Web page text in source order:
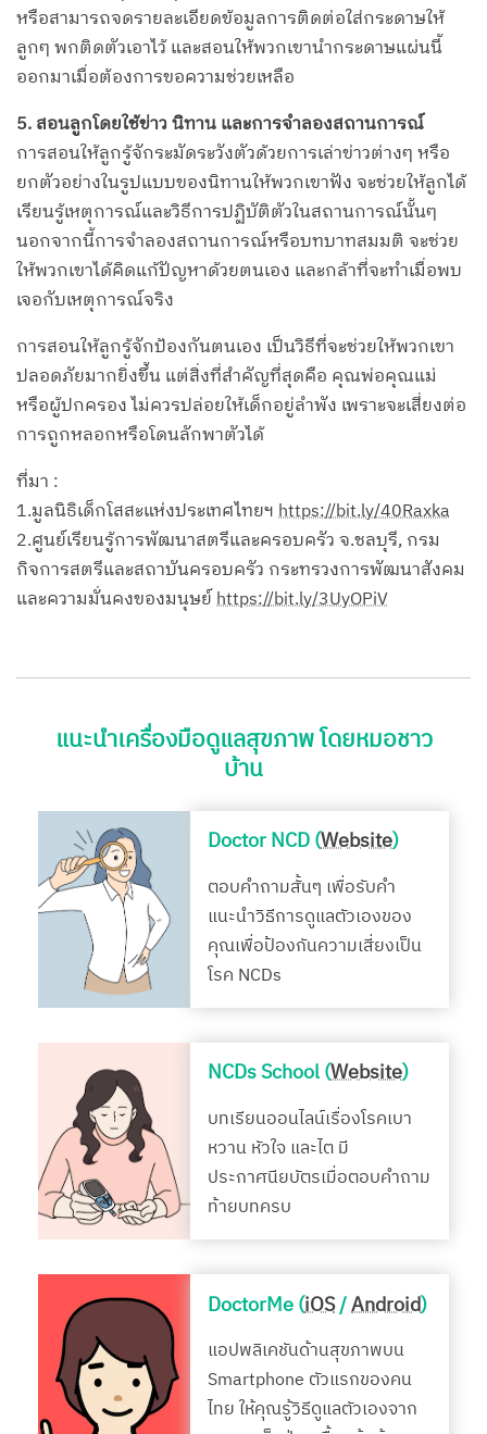
หรือสามารถจดรายละเอียดข้อมูลการติดต่อใส่กระดาษให้
ลูกๆ พกติดตัวเอาไว้ และสอนให้พวกเขานำกระดาษแผ่นนี้
ออกมาเมื่อต้องการขอความช่วยเหลือ
5. สอนลูกโดยใช้ข่าว นิทาน และการจำลองสถานการณ์
การสอนให้ลูกรู้จักระมัดระวังตัวด้วยการเล่าข่าวต่างๆ หรือ
ยกตัวอย่างในรูปแบบของนิทานให้พวกเขาฟัง จะช่วยให้ลูกได้
เรียนรู้เหตุการณ์และวิธีการปฏิบัติตัวในสถานการณ์นั้นๆ
นอกจากนี้การจำลองสถานการณ์หรือบทบาทสมมติ จะช่วย
ให้พวกเขาได้คิดแก้ปัญหาด้วยตนเอง และกล้าที่จะทำเมื่อพบ
เจอกับเหตุการณ์จริง
การสอนให้ลูกรู้จักป้องกันตนเอง เป็นวิธีที่จะช่วยให้พวกเขา
ปลอดภัยมากยิ่งขึ้น แต่สิ่งที่สำคัญที่สุดคือ คุณพ่อคุณแม่
หรือผู้ปกครอง ไม่ควรปล่อยให้เด็กอยู่ลำพัง เพราะจะเสี่ยงต่อ
การถูกหลอกหรือโดนลักพาตัวได้
ที่มา :
1.มูลนิธิเด็กโสสะแห่งประเทศไทยฯhttps://bit.ly/40Raxka
2.ศูนย์เรียนรู้การพัฒนาสตรีและครอบครัว จ.ชลบุรี, กรม
กิจการสตรีและสถาบันครอบครัว กระทรวงการพัฒนาสังคม
และความมั่นคงของมนุษย์https://bit.ly/3UyOPiV
แนะนำเครื่องมือดูแลสุขภาพ โดยหมอชาว
บ้าน
Doctor NCD (Website)
ตอบคำถามสั้นๆ เพื่อรับคำ
แนะนำวิธีการดูแลตัวเองของ
คุณเพื่อป้องกันความเสี่ยงเป็น
โรค NCDs
NCDs School (Website)
บทเรียนออนไลน์เรื่องโรคเบา
หวาน หัวใจ และไต มี
ประกาศนียบัตรเมื่อตอบคำถาม
ท้ายบทครบ
DoctorMe (iOS/Android)
แอปพลิเคชันด้านสุขภาพบน
Smartphone ตัวแรกของคน
ไทย ให้คุณรู้วิธีดูแลตัวเองจาก